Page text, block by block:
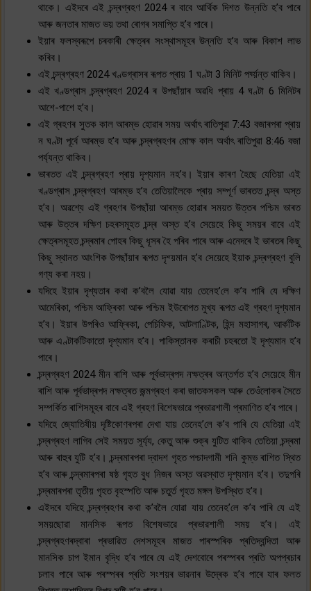
থাকে। এইদৰে এই চন্দ্ৰগ্ৰহণ 2024 ৰ বাবে আৰ্থিক দিশত উন্নতি হ’ব পাৰে
আৰু জনতাৰ মাজত ভয় তথা ৰোগৰ সমাপ্তি হ’ব পাৰে।
ইয়াৰ ফলস্বৰূপে চৰকাৰী ক্ষেত্ৰৰ সংস্থাসমূহৰ উন্নতি হ’ব আৰু বিকাশ লাভ
কৰিব।
এই চন্দ্ৰগ্ৰহণ 2024 খণ্ডগ্ৰাসৰ ৰূপত প্ৰায় 1 ঘণ্টা 3 মিনিট পৰ্য্য়ন্ত থাকিব।
এই খণ্ডগ্ৰাস চন্দ্ৰগ্ৰহণ 2024 ৰ উপছাঁয়াৰ অৱধি প্ৰায় 4 ঘণ্টা 6 মিনিটৰ
আশে-পাশে হ’ব।
এই গ্ৰহণৰ সুতক কাল আৰম্ভ হোৱাৰ সময় অৰ্থাৎ ৰাতিপুৱা 7:43 বজাৰপৰা প্ৰায়
ন ঘণ্টা পূৰ্বে আৰম্ভ হ’ব আৰু চন্দ্ৰগ্ৰহণৰ মোক্ষ কাল অৰ্থাৎ ৰাতিপুৱা 8:46 বজা
পৰ্য্যন্ত থাকিব।
ভাৰতত এই চন্দ্ৰগ্ৰহণ প্ৰায় দৃশ্যমান নহ’ব। ইয়াৰ কাৰণ হৈছে যেতিয়া এই
খণ্ডগ্ৰাস চন্দ্ৰগ্ৰহণ আৰম্ভ হ’ব তেতিয়ালৈকে প্ৰায় সম্পূৰ্ণ ভাৰতত চন্দ্ৰ অস্ত
হ’ব। অৱশ্যে এই গ্ৰহণৰ উপছাঁয়া আৰম্ভ হোৱাৰ সময়ত উত্তৰ পশ্চিম ভাৰত
আৰু উত্তৰ দক্ষিণ চহৰসমূহত চন্দ্ৰ অস্ত হ’ব সেয়েহে কিছু সময়ৰ বাবে এই
ক্ষেত্ৰসমূহত চন্দ্ৰমাৰ পোহৰ কিছু ধূসৰ হৈ পৰিব পাৰে আৰু এনেদৰে ই ভাৰতৰ কিছু
কিছু স্থানত আংশিক উপছাঁয়াৰ ৰূপত দৃশ্য়মান হ’ব সেয়েহে ইয়াক চন্দ্ৰগ্ৰহণ বুলি
গণ্য কৰা নহয়।
যদিহে ইয়াৰ দৃশ্যতাৰ কথা ক’বলৈ যোৱা যায় তেনেহ’লে ক’ব পাৰি যে দক্ষিণ
আমেৰিকা, পশ্চিম আফ্ৰিকা আৰু পশ্চিম ইউৰোপত মুখ্য ৰূপত এই গ্ৰহণ দৃশ্যমান
হ’ব। ইয়াৰ উপৰিও আফ্ৰিকা, পেচিফিক, আটলাণ্টিক, হিন্দ মহাসাগৰ, আৰ্কটিক
আৰু এণ্টাৰ্কটিকাতো দৃশ্যমান হ’ব। পাকিস্তানক কৰাচী চহৰতো ই দৃশ্যমান হ’ব
পাৰে।
চন্দ্ৰগ্ৰহণ 2024 মীন ৰাশি আৰু পূৰ্বভাদ্ৰপদ নক্ষত্ৰৰ অন্তৰ্গত হ’ব সেয়েহে মীন
ৰাশি আৰু পূৰ্বভাদ্ৰপদ নক্ষত্ৰত জন্মগ্ৰহণ কৰা জাতকসকল আৰু তেওঁলোকৰ সৈতে
সম্পৰ্কিত ৰাশিসমূহৰ বাবে এই গ্ৰহণ বিশেষভাৱে প্ৰভাৱশালী প্ৰমাণিত হ’ব পাৰে।
যদিহে জ্যোতিষীয় দৃষ্টিকোণৰপৰা দেখা যায় তেনেহ’লে ক’ব পাৰি যে যেতিয়া এই
চন্দ্ৰগ্ৰহণ লাগিব সেই সময়ত সূৰ্য্য, কেতু আৰু শুক্ৰ যুটিত থাকিব তেতিয়া চন্দ্ৰমা
আৰু ৰাহুৰ যুটি হ’ব। চন্দ্ৰমাৰপৰা দ্বাদশ গৃহত পশ্চাদগামী শনি কুম্ভ ৰাশিত স্থিত
হ’ব আৰু চন্দ্ৰমাৰপৰা ষষ্ঠ গৃহত বুধ নিজৰ অস্ত অৱস্থাত দৃশ্যমান হ’ব। তদুপৰি
চন্দ্ৰমাৰপৰা তৃতীয় গৃহত বৃহস্পতি আৰু চতুৰ্ত গৃহত মঙ্গল উপস্থিত হ’ব।
এইদৰে যদিহে চন্দ্ৰগ্ৰহণৰ কথা ক’বলৈ যোৱা যায় তেনেহ’লে ক’ব পাৰি যে এই
সময়ছোৱা মানসিক ৰূপত বিশেষভাৱে প্ৰভাৱশালী সময় হ’ব। এই
চন্দ্ৰগ্ৰহণৰদ্বাৰা প্ৰভাৱিত দেশসমূহৰ মাজত পাৰস্পৰিক প্ৰতিদ্বন্দিতা আৰু
মানসিক চাপ ইমান বৃদ্ধি হ’ব পাৰে যে এই দেশবোৰে পৰস্পৰৰ প্ৰতি অপপ্ৰচাৰ
চলাব পাৰে আৰু পৰস্পৰৰ প্ৰতি সংশয়ৰ ভাৱনাৰ উদ্ৰেক হ’ব পাৰে যাৰ ফলত